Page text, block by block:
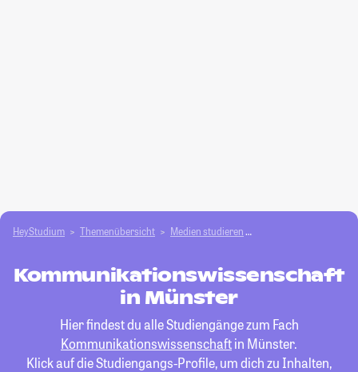
HeyStudium Themenübersicht Medien studieren
Kommunikationswissenschaft
in Münster
Hier findest du alle Studiengänge zum Fach
Kommunikationswissenschaftin Münster.
Klick auf die Studiengangs-Profile, um dich zu Inhalten,